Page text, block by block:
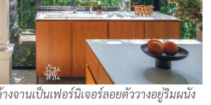
งจานเป็นเฟอร์นิเจอร์ลอยตัววางอยู่ริมผนัง